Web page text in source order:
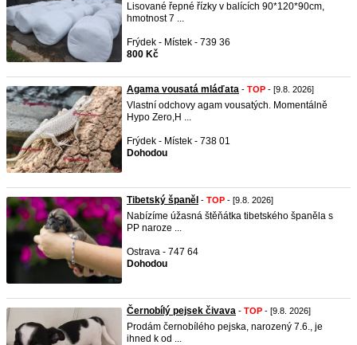
Lisované řepné řízky v balících 90*120*90cm,
hmotnost 7 ...
Frýdek - Místek - 739 36
800 Kč
Agama vousatá mláďata - TOP - [9.8. 2026]
Vlastní odchovy agam vousatých. Momentálně
Hypo Zero,H ...
Frýdek - Místek - 738 01
Dohodou
Tibetský španěl - TOP - [9.8. 2026]
Nabízíme úžasná štěňátka tibetského španěla s
PP naroze ...
Ostrava - 747 64
Dohodou
Černobílý pejsek čivava - TOP - [9.8. 2026]
Prodám černobílého pejska, narozený 7.6., je
ihned k od ...